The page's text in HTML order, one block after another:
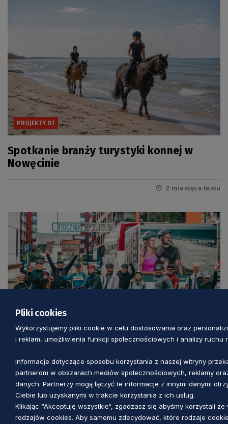
PROJEKTY DT
Spotkanie branży turystyki konnej w
Nowęcinie
2 miesiące temu
PROJEKTY DT
Rowerem z Kopenhagi do Gdańska: Test
nowego produktu transgranicznego
Pliki cookies
Wykorzystujemy pliki cookie w celu dostosowania oraz
i reklam, umożliwienia funkcji społecznościowych i analizy ruchu
Informacje dotyczące sposobu korzystania z naszej witryny
partnerom w obszarach mediów społecznościowych, reklamy
danych. Partnerzy mogą łączyć te informacje z innymi danymi
Ciebie lub uzyskanymi w trakcie korzystania z ich usług.
Klikając “Akceptuję wszystkie“, zgadzasz się abyśmy korzystali
rodzajów cookies. Aby samemu zdecydować, które rodzaje